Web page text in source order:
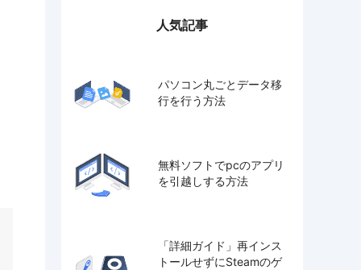
人気記事
パソコン丸ごとデータ移
行を行う方法
無料ソフトでpcのアプリ
を引越しする方法
「詳細ガイド」再インス
トールせずにSteamのゲ